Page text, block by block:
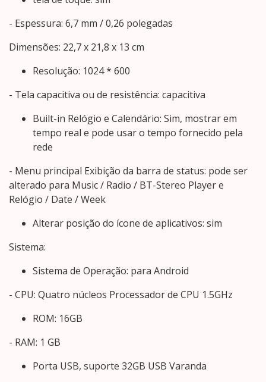
- Espessura: 6,7 mm / 0,26 polegadas
Dimensões: 22,7 x 21,8 x 13 cm
Resolução: 1024 * 600
- Tela capacitiva ou de resistência: capacitiva
Built-in Relógio e Calendário: Sim, mostrar em
tempo real e pode usar o tempo fornecido pela
rede
- Menu principal Exibição da barra de status: pode ser
alterado para Music / Radio / BT-Stereo Player e
Relógio / Date / Week
Alterar posição do ícone de aplicativos: sim
Sistema:
Sistema de Operação: para Android
- CPU: Quatro núcleos Processador de CPU 1.5GHz
ROM: 16GB
- RAM: 1 GB
Porta USB, suporte 32GB USB Varanda